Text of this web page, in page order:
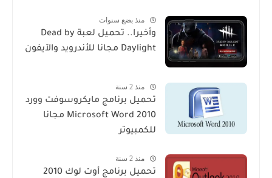
منذ بضع سنوات
وأخيرا.. تحميل لعبة Dead by
Daylight مجانا للأندرويد والآيفون
منذ 2 سنة
تحميل برنامج مايكروسوفت وورد
2010 Microsoft Word مجانا
للكمبيوتر
منذ 2 سنة
تحميل برنامج أوت لوك 2010